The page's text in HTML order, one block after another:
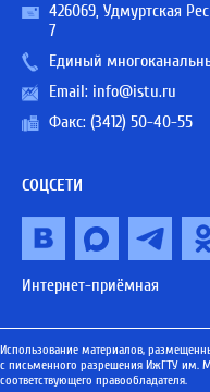
426069, Удмуртская
7
Единый
Email: info@istu.ru
Факс: (3412) 50-40-55
СОЦСЕТИ
Интернет-приёмная
Использование материалов,
с письменного разрешения ИжГТУ им.
соответствующего правообладателя.